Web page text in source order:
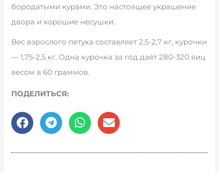
бородатыми курами. Это настоящее украшение
двора и хорошие несушки.
Вес взрослого петуха составляет 2,5-2,7 кг, курочки
— 1,75-2,5 кг. Одна курочка за год даёт 280-320 яиц
весом в 60 граммов.
ПОДЕЛИТЬСЯ: